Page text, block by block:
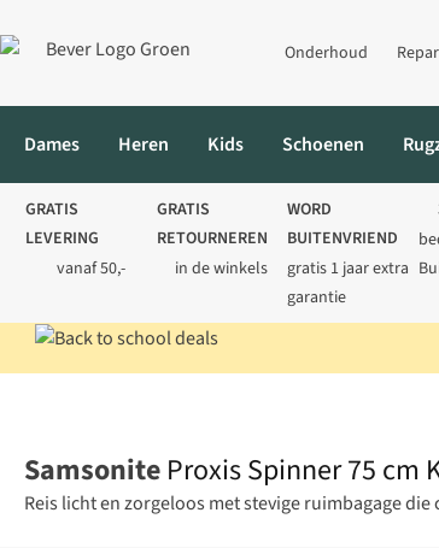
Onderhoud
Dames Heren Kids Schoenen
GRATIS
LEVERING
vanaf 50,-
GRATIS
RETOURNEREN
in de winkels
WORD
BUITENVRIEND
gratis 1 jaar extra
garantie
Samsonite Proxis Spinner 75 cm
Reis licht en zorgeloos met stevige ruimbagage